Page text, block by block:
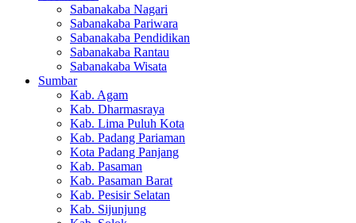
Sabanakaba Nagari
Sabanakaba Pariwara
Sabanakaba Pendidikan
Sabanakaba Rantau
Sabanakaba Wisata
Sumbar
Kab. Agam
Kab. Dharmasraya
Kab. Lima Puluh Kota
Kab. Padang Pariaman
Kota Padang Panjang
Kab. Pasaman
Kab. Pasaman Barat
Kab. Pesisir Selatan
Kab. Sijunjung